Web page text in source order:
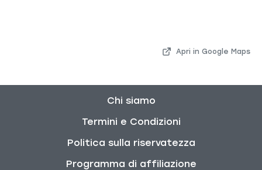
Apri in Google Maps
Chi siamo
Termini e Condizioni
Politica sulla riservatezza
Programma di affiliazione